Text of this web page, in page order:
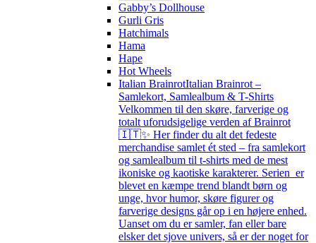
Gabby’s Dollhouse
Gurli Gris
Hatchimals
Hama
Hape
Hot Wheels
Italian BrainrotItalian Brainrot –
Samlekort, Samlealbum & T-Shirts
Velkommen til den skøre, farverige og
totalt uforudsigelige verden af Brainrot
🇮🇹✨ Her finder du alt det fedeste
merchandise samlet ét sted – fra samlekort
og samlealbum til t-shirts med de mest
ikoniske og kaotiske karakterer. Serien er
blevet en kæmpe trend blandt børn og
unge, hvor humor, skøre figurer og
farverige designs går op i en højere enhed.
Uanset om du er samler, fan eller bare
elsker det sjove univers, så er der noget for